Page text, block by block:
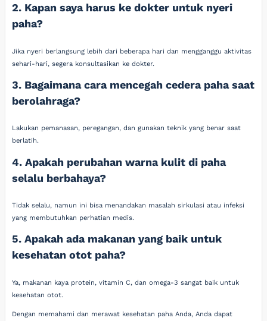
2. Kapan saya harus ke dokter untuk nyeri
paha?
Jika nyeri berlangsung lebih dari beberapa hari dan mengganggu aktivitas
sehari-hari, segera konsultasikan ke dokter.
3. Bagaimana cara mencegah cedera paha saat
berolahraga?
Lakukan pemanasan, peregangan, dan gunakan teknik yang benar saat
berlatih.
4. Apakah perubahan warna kulit di paha
selalu berbahaya?
Tidak selalu, namun ini bisa menandakan masalah sirkulasi atau infeksi
yang membutuhkan perhatian medis.
5. Apakah ada makanan yang baik untuk
kesehatan otot paha?
Ya, makanan kaya protein, vitamin C, dan omega-3 sangat baik untuk
kesehatan otot.
Dengan memahami dan merawat kesehatan paha Anda, Anda dapat